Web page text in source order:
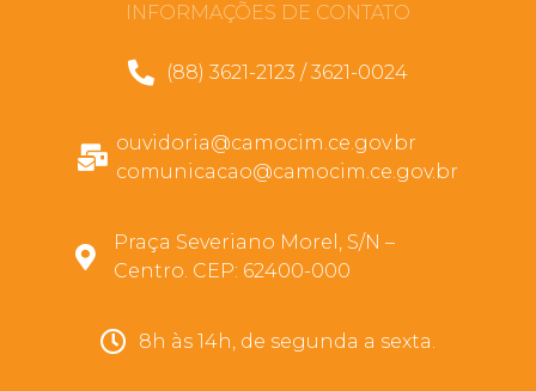
INFORMAÇÕES DE CONTATO
(88) 3621-2123 / 3621-0024
ouvidoria@camocim.ce.gov.br
comunicacao@camocim.ce.gov.br
Praça Severiano Morel, S/N –
Centro. CEP: 62400-000
8h às 14h, de segunda a sexta.